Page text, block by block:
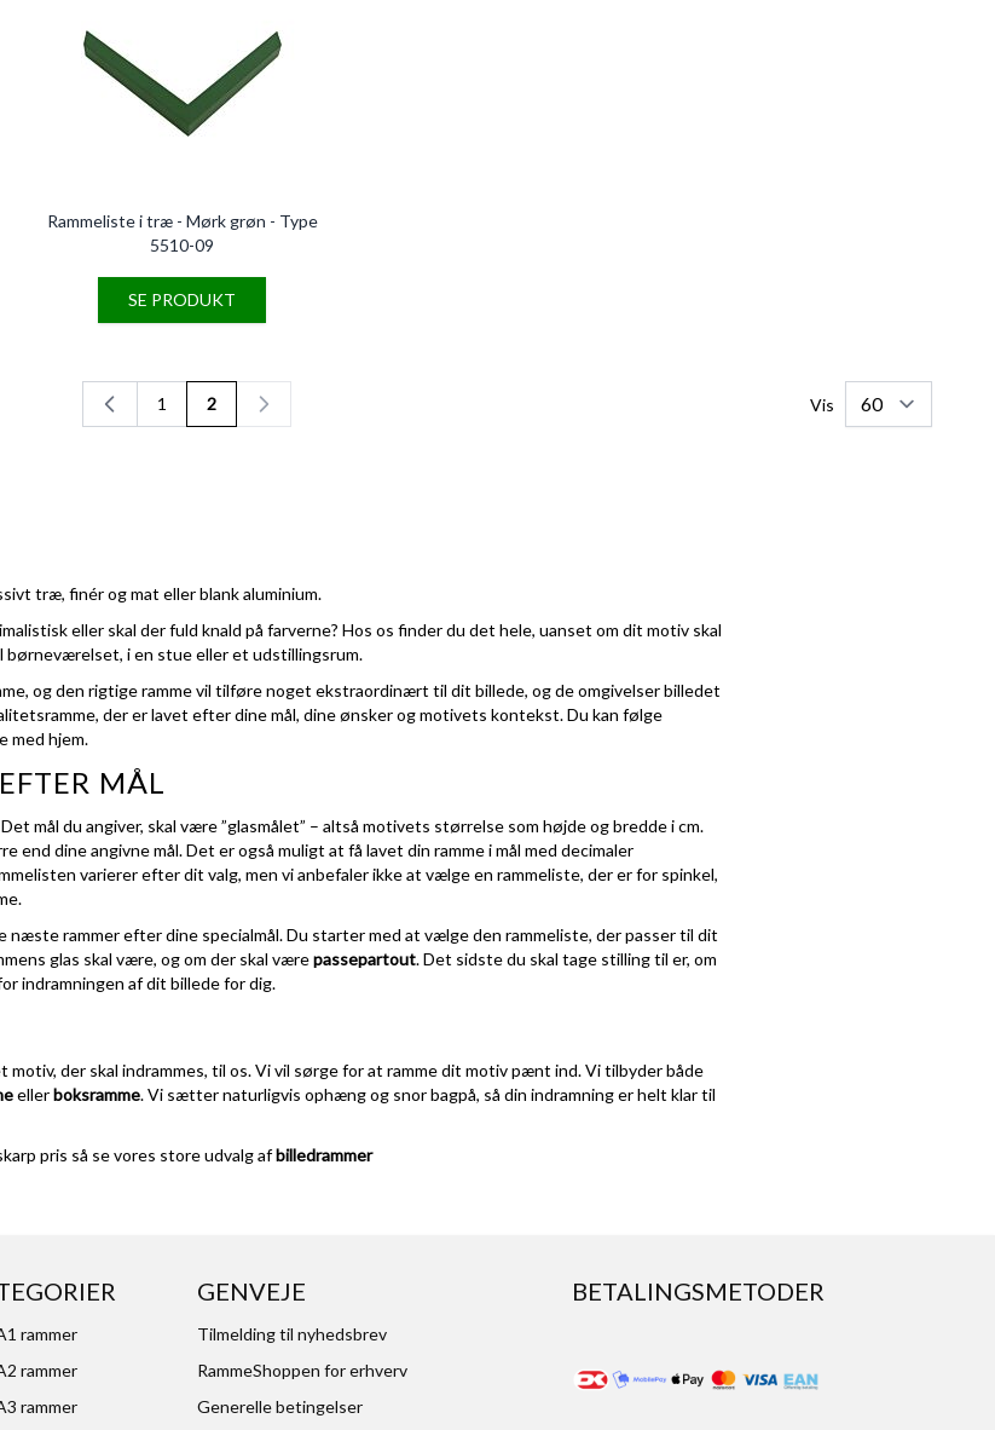
Rammeliste i træ - Mørk grøn - Type
5510-09
SE PRODUKT
Side
1 Du læser side
2 Vis
træ, finér og mat eller blank aluminium.
eller skal der fuld knald på farverne? Hos os finder du det hele, uanset om dit motiv skal
børneværelset, i en stue eller et udstillingsrum.
og den rigtige ramme vil tilføre noget ekstraordinært til dit billede, og de omgivelser billedet
der er lavet efter dine mål, dine ønsker og motivets kontekst. Du kan følge
med hjem.
MÅL
mål du angiver, skal være ”glasmålet” – altså motivets størrelse som højde og bredde i cm.
end dine angivne mål. Det er også muligt at få lavet din ramme i mål med decimaler
varierer efter dit valg, men vi anbefaler ikke at vælge en rammeliste, der er for spinkel,
rammer efter dine specialmål. Du starter med at vælge den rammeliste, der passer til dit
glas skal være, og om der skal værepassepartout. Det sidste du skal tage stilling til er, om
indramningen af dit billede for dig.
motiv, der skal indrammes, til os. Vi vil sørge for at ramme dit motiv pænt ind. Vi tilbyder både
ellerboksramme. Vi sætter naturligvis ophæng og snor bagpå, så din indramning er helt klar til
pris så se vores store udvalg afbilledrammer
rammer
rammer
rammer
GENVEJE
Tilmelding til nyhedsbrev
RammeShoppen for erhverv
Generelle betingelser
BETALINGSMETODER